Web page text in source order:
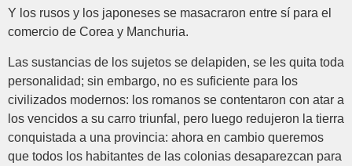
Y los rusos y los japoneses se masacraron entre sí para el
comercio de Corea y Manchuria.
Las sustancias de los sujetos se delapiden, se les quita toda
personalidad; sin embargo, no es suficiente para los
civilizados modernos: los romanos se contentaron con atar a
los vencidos a su carro triunfal, pero luego redujeron la tierra
conquistada a una provincia: ahora en cambio queremos
que todos los habitantes de las colonias desaparezcan para